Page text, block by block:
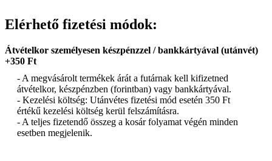
Elérhető fizetési módok:
Átvételkor személyesen készpénzzel / bankkártyával (utánvét)
+350 Ft
- A megvásárolt termékek árát a futárnak kell kifizetned
átvételkor, készpénzben (forintban) vagy bankkártyával.
- Kezelési költség: Utánvétes fizetési mód esetén 350 Ft
értékű kezelési költség kerül felszámításra.
- A teljes fizetendő összeg a kosár folyamat végén minden
esetben megjelenik.